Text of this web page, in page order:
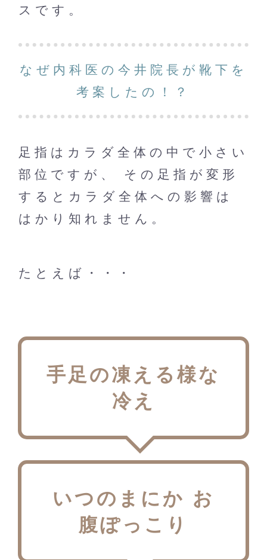
スです。
なぜ内科医の今井院長が靴下を
考案したの！？
足指はカラダ全体の中で小さい
部位ですが、 その足指が変形
するとカラダ全体への影響は
はかり知れません。
たとえば・・・
手足の凍える様な
冷え
いつのまにか お
腹ぽっこり